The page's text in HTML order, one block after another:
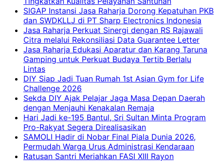
SIGAP Instansi Jasa Raharja Dorong Kepatuhan PKB
dan SWDKLLJ di PT Sharp Electronics Indonesia
Jasa Raharja Perkuat Sinergi dengan RS Rajawali
Citra melalui Rekonsiliasi Data Guarantee Letter
Jasa Raharja Edukasi Aparatur dan Karang Taruna
Gamping untuk Perkuat Budaya Tertib Berlalu
Lintas
DIY Siap Jadi Tuan Rumah 1st Asian Gym for Life
Challenge 2026
Sekda DIY Ajak Pelajar Jaga Masa Depan Daerah
dengan Menjauhi Kenakalan Remaja
Hari Jadi ke-195 Bantul, Sri Sultan Minta Program
Pro-Rakyat Segera Direalisasikan
SAMOLI Hadir di Nobar Final Piala Dunia 2026,
Permudah Warga Urus Administrasi Kendaraan
Ratusan Santri Meriahkan FASI XIII Rayon